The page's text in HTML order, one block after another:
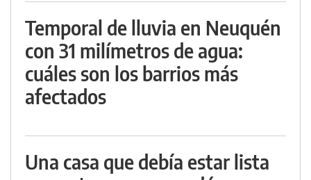
Temporal de lluvia en Neuquén
con 31 milímetros de agua:
cuáles son los barrios más
afectados
Una casa que debía estar lista